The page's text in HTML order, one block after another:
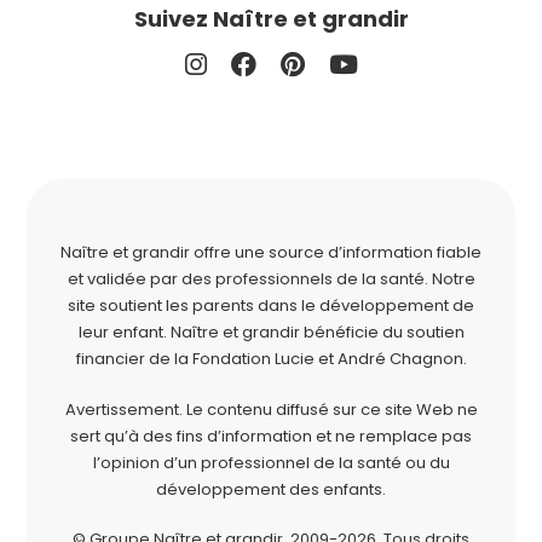
Suivez Naître et grandir
Naître et grandir offre une source d’information fiable
et validée par des professionnels de la santé. Notre
site soutient les parents dans le développement de
leur enfant. Naître et grandir bénéficie du soutien
financier de la Fondation Lucie et André Chagnon.
Avertissement. Le contenu diffusé sur ce site Web ne
sert qu’à des fins d’information et ne remplace pas
l’opinion d’un professionnel de la santé ou du
développement des enfants.